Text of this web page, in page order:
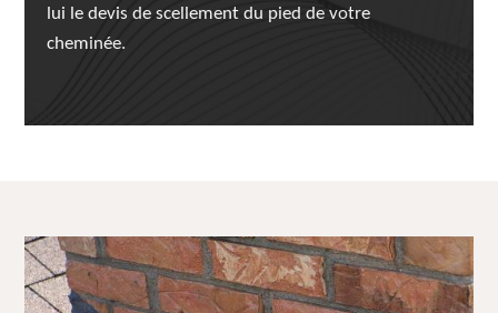
lui le devis de scellement du pied de votre
cheminée.